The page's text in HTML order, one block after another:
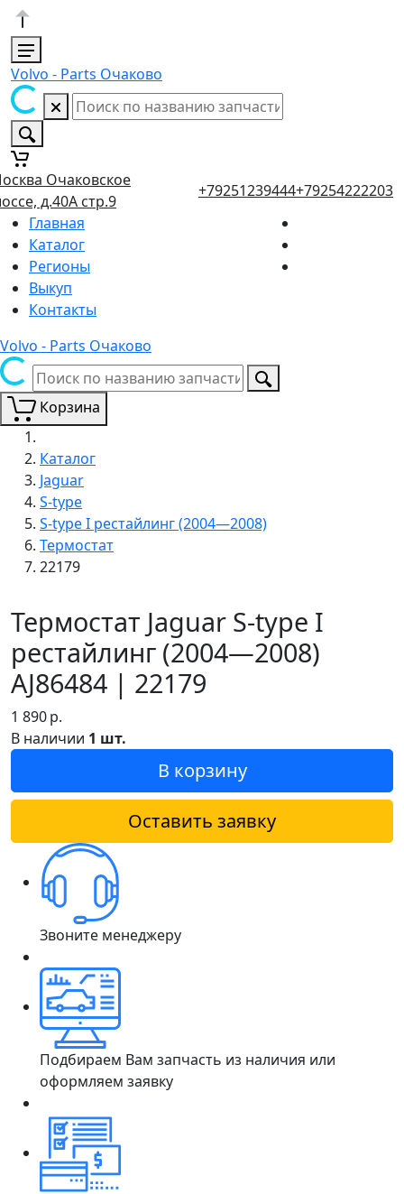
Volvo - Parts Очаково
Очаковское
д.40А стр.9
+79251239444+79254222203
Главная
Каталог
Регионы
Выкуп
Контакты
Volvo - Parts Очаково
Корзина
Каталог
Jaguar
S-type
S-type I рестайлинг (2004—2008)
Термостат
22179
Термостат Jaguar S-type I
рестайлинг (2004—2008)
AJ86484 | 22179
1 890р.
В наличии 1 шт.
В корзину
Оставить заявку
Звоните менеджеру
Подбираем Вам запчасть из наличия или
оформляем заявку